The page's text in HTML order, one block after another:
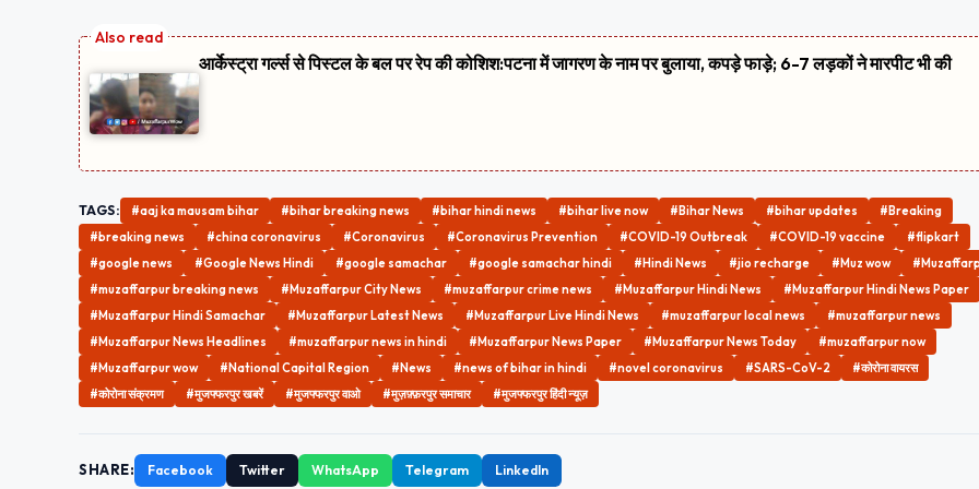
आर्केस्ट्रा गर्ल्स से पिस्टल के बल पर रेप की कोशिश:पटना में जागरण के नाम पर बुलाया, कपड़े फाड़े; 6-7 लड़कों ने मारपीट भी की
TAGS: #aaj ka mausam bihar #bihar breaking news #bihar hindi news #bihar live now #Bihar News #bihar updates
#Breaking
#breaking news
#china coronavirus #Coronavirus #Coronavirus Prevention #COVID-19 Outbreak #COVID-19 vaccine
#flipkart
#google news
#Google News Hindi #google samachar #google samachar hindi #Hindi News #jio recharge #Muz wow
#muzaffarpur breaking news
#Muzaffarpur City News #muzaffarpur crime news #Muzaffarpur Hindi News
#Muzaffarpur Hindi News Paper
#Muzaffarpur Hindi Samachar
#Muzaffarpur Latest News #Muzaffarpur Live Hindi News #muzaffarpur local news
#muzaffarpur news
#Muzaffarpur News Headlines
#muzaffarpur news in hindi #Muzaffarpur News Paper #Muzaffarpur News Today
#muzaffarpur now
#Muzaffarpur wow
#National Capital Region #News #news of bihar in hindi #novel coronavirus #SARS-CoV-2
#कोरोना वायरस
#कोरोना संक्रमण
#मुजफ्फरपुर खबरें #मुजफ्फरपुर वाओ #मुज़फ़्फ़रपुर समाचार #मुजफ्फरपुर हिंदी न्यूज़
SHARE: Facebook Twitter WhatsApp Telegram LinkedIn